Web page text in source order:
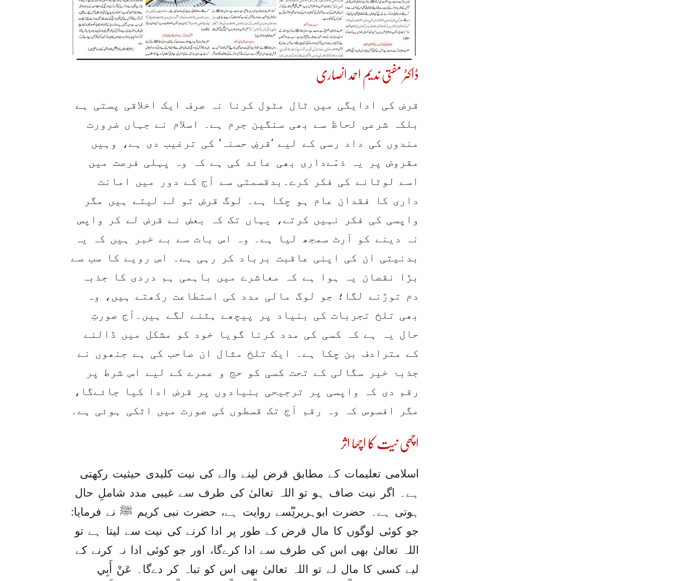
ڈاکٹر مفتی ندیم احمد انصاری
قرض کی ادایگی میں ٹال مٹول کرنا نہ صرف ایک اخلاقی پستی ہے
بلکہ شرعی لحاظ سے بھی سنگین جرم ہے۔ اسلام نے جہاں ضرورت
مندوں کی داد رسی کے لیے ’قرضِ حسنہ‘ کی ترغیب دی ہے، وہیں
مقروض پر یہ ذمّےداری بھی عائد کی ہے کہ وہ پہلی فرصت میں
اسے لوٹانے کی فکر کرے۔بدقسمتی سے آج کے دور میں امانت
داری کا فقدان عام ہو چکا ہے۔ لوگ قرض تو لے لیتے ہیں مگر
واپسی کی فکر نہیں کرتے، یہاں تک کہ بعض نے قرض لے کر واپس
نہ دینے کو آرٹ سمجھ لیا ہے۔ وہ اس بات سے بے خبر ہیں کہ یہ
بدنیتی ان کی اپنی عاقبت برباد کر رہی ہے۔ اس رویے کا سب سے
بڑا نقصان یہ ہوا ہے کہ معاشرے میں باہمی ہم دردی کا جذبہ
دم توڑنے لگا؛ جو لوگ مالی مدد کی استطاعت رکھتے ہیں، وہ
بھی تلخ تجربات کی بنیاد پر پیچھے ہٹنے لگے ہیں۔آج صورتِ
حال یہ ہے کہ کسی کی مدد کرنا گویا خود کو مشکل میں ڈالنے
کے مترادف بن چکا ہے۔ ایک تلخ مثال ان صاحب کی ہے جنھوں نے
جذبۂ خیر سگالی کے تحت کسی کو حج و عمرے کے لیے اس شرط پر
رقم دی کہ واپسی پر ترجیحی بنیادوں پر قرض ادا کیا جائےگا،
مگر افسوس کہ وہ رقم آج تک قسطوں کی صورت میں اٹکی ہوئی ہے۔
اچھی نیت کا اچھا اثر
اسلامی تعلیمات کے مطابق قرض لینے والے کی نیت کلیدی حیثیت رکھتی
ہے۔ اگر نیت صاف ہو تو اللہ تعالیٰ کی طرف سے غیبی مدد شاملِ حال
ہوتی ہے۔ حضرت ابوہریرہؓسے روایت ہے، حضرت نبی کریم ﷺ نے فرمایا:
جو کوئی لوگوں کا مال قرض کے طور پر ادا کرنے کی نیت سے لیتا ہے تو
اللہ تعالیٰ بھی اس کی طرف سے ادا کرےگا، اور جو کوئی ادا نہ کرنے کے
لیے کسی کا مال لے تو اللہ تعالیٰ بھی اس کو تباہ کر دےگا۔ عَنْ أَبِي